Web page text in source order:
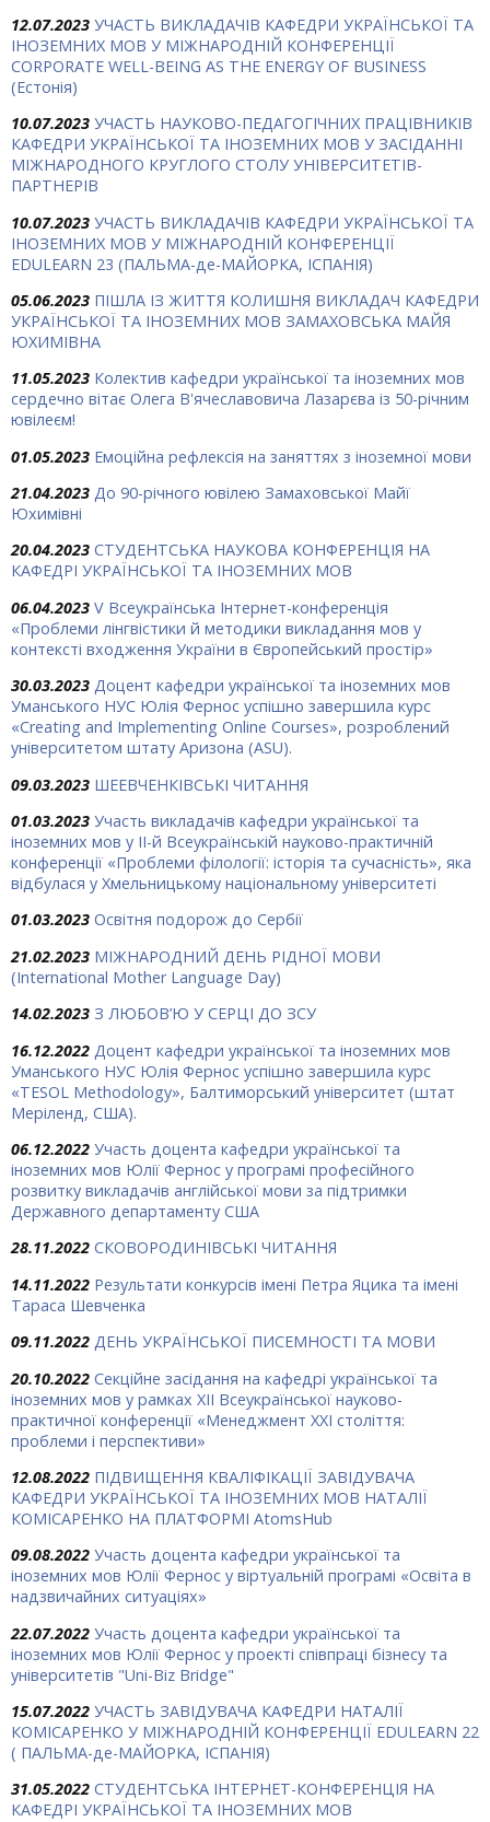
12.07.2023 УЧАСТЬ ВИКЛАДАЧІВ КАФЕДРИ УКРАЇНСЬКОЇ ТА
ІНОЗЕМНИХ МОВ У МІЖНАРОДНІЙ КОНФЕРЕНЦІЇ
CORPORATE WELL-BEING AS THE ENERGY OF BUSINESS
(Естонія)
10.07.2023 УЧАСТЬ НАУКОВО-ПЕДАГОГІЧНИХ ПРАЦІВНИКІВ
КАФЕДРИ УКРАЇНСЬКОЇ ТА ІНОЗЕМНИХ МОВ У ЗАСІДАННІ
МІЖНАРОДНОГО КРУГЛОГО СТОЛУ УНІВЕРСИТЕТІВ-
ПАРТНЕРІВ
10.07.2023 УЧАСТЬ ВИКЛАДАЧІВ КАФЕДРИ УКРАЇНСЬКОЇ ТА
ІНОЗЕМНИХ МОВ У МІЖНАРОДНІЙ КОНФЕРЕНЦІЇ
EDULEARN 23 (ПАЛЬМА-де-МАЙОРКА, ІСПАНІЯ)
05.06.2023 ПІШЛА ІЗ ЖИТТЯ КОЛИШНЯ ВИКЛАДАЧ КАФЕДРИ
УКРАЇНСЬКОЇ ТА ІНОЗЕМНИХ МОВ ЗАМАХОВСЬКА МАЙЯ
ЮХИМІВНА
11.05.2023 Колектив кафедри української та іноземних мов
сердечно вітає Олега В'ячеславовича Лазарєва із 50-річним
ювілеєм!
01.05.2023 Емоційна рефлексія на заняттях з іноземної мови
21.04.2023 До 90-річного ювілею Замаховської Майї
Юхимівні
20.04.2023 СТУДЕНТСЬКА НАУКОВА КОНФЕРЕНЦІЯ НА
КАФЕДРІ УКРАЇНСЬКОЇ ТА ІНОЗЕМНИХ МОВ
06.04.2023 V Всеукраїнська Інтернет-конференція
«Проблеми лінгвістики й методики викладання мов у
контексті входження України в Європейський простір»
30.03.2023 Доцент кафедри української та іноземних мов
Уманського НУС Юлія Фернос успішно завершила курс
«Creating and Implementing Online Courses», розроблений
університетом штату Аризона (ASU).
09.03.2023 ШЕЕВЧЕНКІВСЬКІ ЧИТАННЯ
01.03.2023 Участь викладачів кафедри української та
іноземних мов у ІІ-й Всеукраїнській науково-практичній
конференції «Проблеми філології: історія та сучасність», яка
відбулася у Хмельницькому національному університеті
01.03.2023 Освітня подорож до Сербії
21.02.2023 МІЖНАРОДНИЙ ДЕНЬ РІДНОЇ МОВИ
(International Mother Language Day)
14.02.2023 З ЛЮБОВ’Ю У СЕРЦІ ДО ЗСУ
16.12.2022 Доцент кафедри української та іноземних мов
Уманського НУС Юлія Фернос успішно завершила курс
«TESOL Methodology», Балтиморський університет (штат
Меріленд, США).
06.12.2022 Участь доцента кафедри української та
іноземних мов Юлії Фернос у програмі професійного
розвитку викладачів англійської мови за підтримки
Державного департаменту США
28.11.2022 СКОВОРОДИНІВСЬКІ ЧИТАННЯ
14.11.2022 Результати конкурсів імені Петра Яцика та імені
Тараса Шевченка
09.11.2022 ДЕНЬ УКРАЇНСЬКОЇ ПИСЕМНОСТІ ТА МОВИ
20.10.2022 Секційне засідання на кафедрі української та
іноземних мов у рамках XII Всеукраїнської науково-
практичної конференції «Менеджмент ХХІ століття:
проблеми і перспективи»
12.08.2022 ПІДВИЩЕННЯ КВАЛІФІКАЦІЇ ЗАВІДУВАЧА
КАФЕДРИ УКРАЇНСЬКОЇ ТА ІНОЗЕМНИХ МОВ НАТАЛІЇ
КОМІСАРЕНКО НА ПЛАТФОРМІ AtomsHub
09.08.2022 Участь доцента кафедри української та
іноземних мов Юлії Фернос у віртуальній програмі «Освіта в
надзвичайних ситуаціях»
22.07.2022 Участь доцента кафедри української та
іноземних мов Юлії Фернос у проекті співпраці бізнесу та
університетів "Uni-Biz Bridge"
15.07.2022 УЧАСТЬ ЗАВІДУВАЧА КАФЕДРИ НАТАЛІЇ
КОМІСАРЕНКО У МІЖНАРОДНІЙ КОНФЕРЕНЦІЇ EDULEARN 22
( ПАЛЬМА-де-МАЙОРКА, ІСПАНІЯ)
31.05.2022 СТУДЕНТСЬКА ІНТЕРНЕТ-КОНФЕРЕНЦІЯ НА
КАФЕДРІ УКРАЇНСЬКОЇ ТА ІНОЗЕМНИХ МОВ